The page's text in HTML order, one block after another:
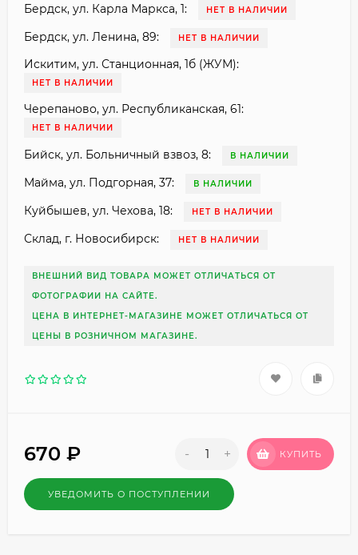
Бердск, ул. Карла Маркса, 1: НЕТ В НАЛИЧИИ
Бердск, ул. Ленина, 89: НЕТ В НАЛИЧИИ
Искитим, ул. Станционная, 1б (ЖУМ):
НЕТ В НАЛИЧИИ
Черепаново, ул. Республиканская, 61:
НЕТ В НАЛИЧИИ
Бийск, ул. Больничный взвоз, 8: В НАЛИЧИИ
Майма, ул. Подгорная, 37: В НАЛИЧИИ
Куйбышев, ул. Чехова, 18: НЕТ В НАЛИЧИИ
Склад, г. Новосибирск: НЕТ В НАЛИЧИИ
ВНЕШНИЙ ВИД ТОВАРА МОЖЕТ ОТЛИЧАТЬСЯ ОТ
ФОТОГРАФИИ НА САЙТЕ.
ЦЕНА В ИНТЕРНЕТ-МАГАЗИНЕ МОЖЕТ ОТЛИЧАТЬСЯ ОТ
ЦЕНЫ В РОЗНИЧНОМ МАГАЗИНЕ.
670 ₽ - + КУПИТЬ
УВЕДОМИТЬ О ПОСТУПЛЕНИИ